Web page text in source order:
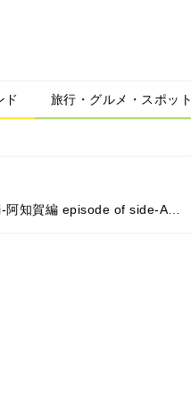
ド 旅行・グルメ・スポット
阿知賀編 episode of side-A…